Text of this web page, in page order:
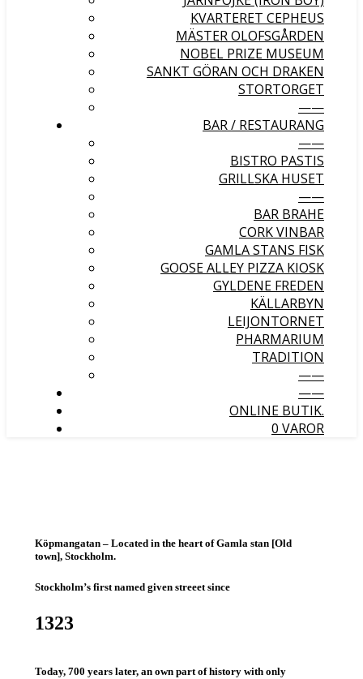
KVARTERET CEPHEUS
MÄSTER OLOFSGÅRDEN
NOBEL PRIZE MUSEUM
SANKT GÖRAN OCH DRAKEN
STORTORGET
——
BAR / RESTAURANG
——
BISTRO PASTIS
GRILLSKA HUSET
——
BAR BRAHE
CORK VINBAR
GAMLA STANS FISK
GOOSE ALLEY PIZZA KIOSK
GYLDENE FREDEN
KÄLLARBYN
LEIJONTORNET
PHARMARIUM
TRADITION
——
——
ONLINE BUTIK.
0 VAROR
Köpmangatan – Located in the heart of Gamla stan [Old
town], Stockholm.
Stockholm’s first named given streeet since
1323
Today, 700 years later, an own part of history with only